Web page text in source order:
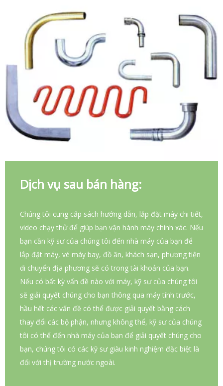
Dịch vụ sau bán hàng:
Chúng tôi cung cấp sách hướng dẫn, lắp đặt máy chi tiết,
video chạy thử để giúp bạn vận hành máy chính xác. Nếu
bạn cần kỹ sư của chúng tôi đến nhà máy của bạn để
lắp đặt máy, vé máy bay, đồ ăn, khách sạn, phương tiện
di chuyển địa phương sẽ có trong tài khoản của bạn.
Nếu có bất kỳ vấn đề nào với máy, kỹ sư của chúng tôi
sẽ giải quyết chúng cho bạn thông qua máy tính trước,
hầu hết các vấn đề có thể được giải quyết bằng cách
thay đổi các bộ phận, nhưng không thể, kỹ sư của chúng
tôi có thể đến nhà máy của bạn để giải quyết chúng cho
bạn, chúng tôi có các kỹ sư giàu kinh nghiệm đặc biệt là
đối với thị trường nước ngoài.